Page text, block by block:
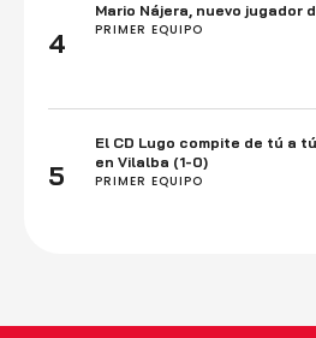
4
Mario Nájera, nuevo jugador
PRIMER EQUIPO
5
El CD Lugo compite de tú a
en Vilalba (1-0)
PRIMER EQUIPO